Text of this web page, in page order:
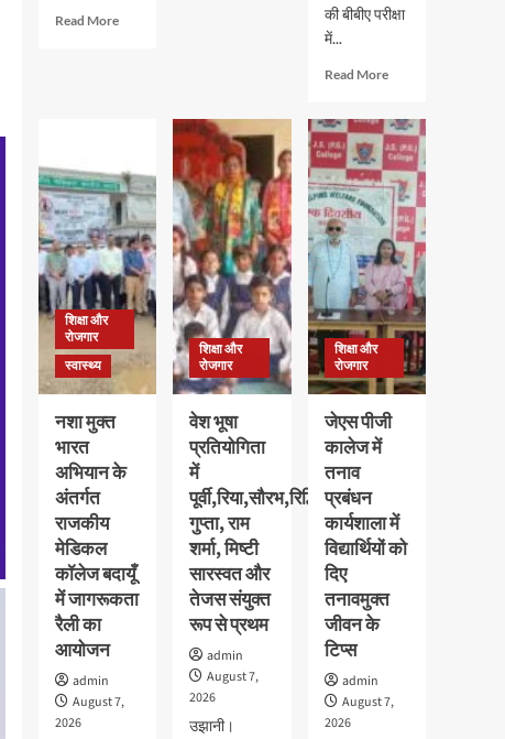
Read MoreRead
प्रवेशित
छात्र-
छात्राओं
का
पौधरोपण
के
साथ
स्वागत
प्रशिक्षण
शिविर
शुभारंभ
की बीबीए परीक्षा
में...
Read MoreRead
एचपी
इंस्टीट्यूट
ऑफ
हायर
एजुकेशन
की
मेधावी
अवलीन
कालरा
को
मिला
गोल्ड
मेडल,
हजार
पुरस्कार
से
सम्मानित
शिक्षा और
रोजगार
स्वास्थ्य
नशा मुक्त
भारत
अभियान के
अंतर्गत
राजकीय
मेडिकल
कॉलेज बदायूँ
में जागरूकता
रैली का
आयोजन
admin
August 7,
2026
शिक्षा और
रोजगार
वेश भूषा
प्रतियोगिता
में
पूर्वी,रिया,सौरभ,रिद्धि
गुप्ता, राम
शर्मा, मिष्टी
सारस्वत और
तेजस संयुक्त
रूप से प्रथम
admin
August 7,
2026
उझानी।
शिक्षा और
रोजगार
जेएस पीजी
कालेज में
तनाव
प्रबंधन
कार्यशाला में
विद्यार्थियों को
दिए
तनावमुक्त
जीवन के
टिप्स
admin
August 7,
2026